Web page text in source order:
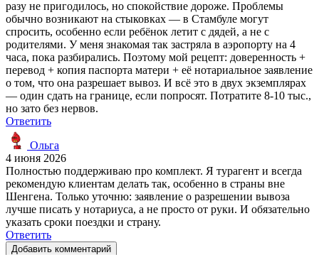
разу не пригодилось, но спокойствие дороже. Проблемы
обычно возникают на стыковках — в Стамбуле могут
спросить, особенно если ребёнок летит с дядей, а не с
родителями. У меня знакомая так застряла в аэропорту на 4
часа, пока разбирались. Поэтому мой рецепт: доверенность +
перевод + копия паспорта матери + её нотариальное заявление
о том, что она разрешает вывоз. И всё это в двух экземплярах
— один сдать на границе, если попросят. Потратите 8-10 тыс.,
но зато без нервов.
Ответить
Ольга
4 июня 2026
Полностью поддерживаю про комплект. Я турагент и всегда
рекомендую клиентам делать так, особенно в страны вне
Шенгена. Только уточню: заявление о разрешении вывоза
лучше писать у нотариуса, а не просто от руки. И обязательно
указать сроки поездки и страну.
Ответить
Добавить комментарий